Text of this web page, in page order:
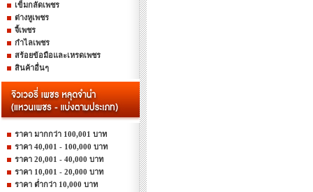
เข็มกลัดเพชร
ต่างหูเพชร
จี้เพชร
กำไลเพชร
สร้อยข้อมือและเหรดเพชร
สินค้าอื่นๆ
ราคา มากกว่า 100,001 บาท
ราคา 40,001 - 100,000 บาท
ราคา 20,001 - 40,000 บาท
ราคา 10,001 - 20,000 บาท
ราคา ต่ำกว่า 10,000 บาท